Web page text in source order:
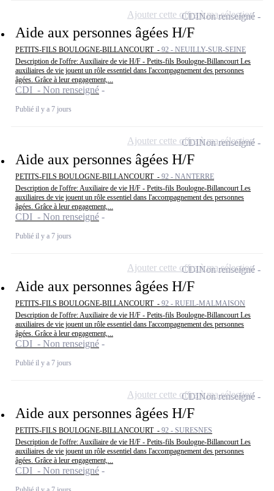
Aide aux personnes âgées H/F
PETITS-FILS BOULOGNE-BILLANCOURT - 92 - NEUILLY-SUR-SEINE
Description de l'offre: Auxiliaire de vie H/F - Petits-fils Boulogne-Billancourt Les
auxiliaires de vie jouent un rôle essentiel dans l'accompagnement des personnes
âgées. Grâce à leur engagement,...
CDI - Non renseigné
Publié il y a 7 jours
CDINon renseigné
Ajouter cette offre à ma sélection
Aide aux personnes âgées H/F
PETITS-FILS BOULOGNE-BILLANCOURT - 92 - NANTERRE
Description de l'offre: Auxiliaire de vie H/F - Petits-fils Boulogne-Billancourt Les
auxiliaires de vie jouent un rôle essentiel dans l'accompagnement des personnes
âgées. Grâce à leur engagement,...
CDI - Non renseigné
Publié il y a 7 jours
CDINon renseigné
Ajouter cette offre à ma sélection
Aide aux personnes âgées H/F
PETITS-FILS BOULOGNE-BILLANCOURT - 92 - RUEIL-MALMAISON
Description de l'offre: Auxiliaire de vie H/F - Petits-fils Boulogne-Billancourt Les
auxiliaires de vie jouent un rôle essentiel dans l'accompagnement des personnes
âgées. Grâce à leur engagement,...
CDI - Non renseigné
Publié il y a 7 jours
CDINon renseigné
Ajouter cette offre à ma sélection
Aide aux personnes âgées H/F
PETITS-FILS BOULOGNE-BILLANCOURT - 92 - SURESNES
Description de l'offre: Auxiliaire de vie H/F - Petits-fils Boulogne-Billancourt Les
auxiliaires de vie jouent un rôle essentiel dans l'accompagnement des personnes
âgées. Grâce à leur engagement,...
CDI - Non renseigné
CDINon renseigné
Ajouter cette offre à ma sélection